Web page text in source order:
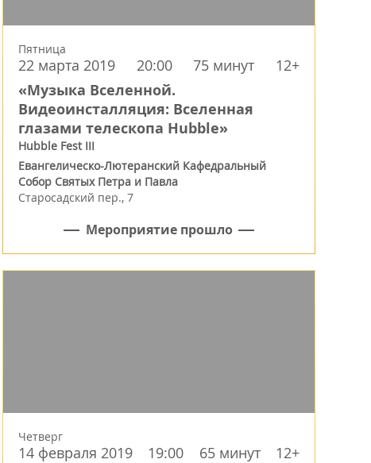
Пятница
22 марта 2019 20:00 75 минут 12+
«Музыка Вселенной.
Видеоинсталляция: Вселенная
глазами телескопа Hubble»
Hubble Fest III
Евангелическо-Лютеранский Кафедральный
Собор Святых Петра и Павла
Старосадский пер., 7
Мероприятие прошло
Четверг
14 февраля 2019 19:00 65 минут 12+